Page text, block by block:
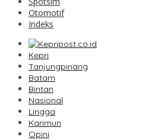
Otomotif
Indeks
Kepri
Tanjungpinang
Batam
Bintan
Nasional
Lingga
Karimun
Opini